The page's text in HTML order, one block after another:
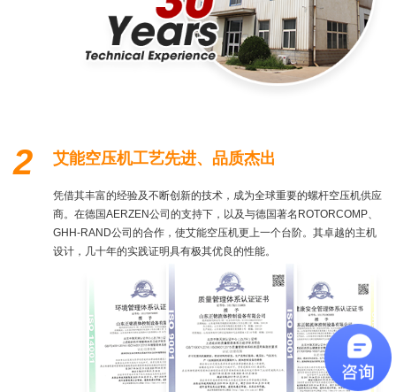
2 艾能空压机工艺先进、品质杰出
凭借其丰富的经验及不断创新的技术，成为全球重要的螺杆空压机供应
商。在德国AERZEN公司的支持下，以及与德国著名ROTORCOMP、
GHH-RAND公司的合作，使艾能空压机更上一个台阶。其卓越的主机
设计，几十年的实践证明具有极其优良的性能。